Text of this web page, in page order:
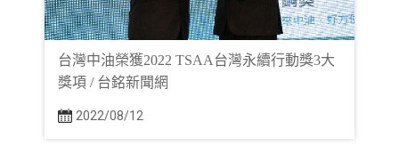
台灣中油榮獲2022 TSAA台灣永續行動獎3大
獎項 / 台銘新聞網
2022/08/12